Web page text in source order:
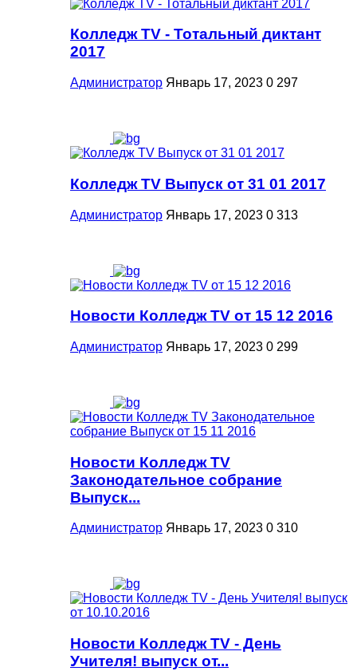
Колледж TV - Тотальный диктант
2017
Администратор Январь 17, 2023 0 297
Колледж TV Выпуск от 31 01 2017
Администратор Январь 17, 2023 0 313
Новости Колледж TV от 15 12 2016
Администратор Январь 17, 2023 0 299
Новости Колледж TV
Законодательное собрание
Выпуск...
Администратор Январь 17, 2023 0 310
Новости Колледж TV - День
Учителя! выпуск от...